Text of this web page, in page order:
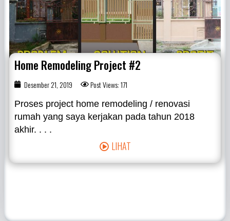
Home Remodeling Project #2
Desember 21, 2019 Post Views: 171
Proses project home remodeling / renovasi
rumah yang saya kerjakan pada tahun 2018
akhir. . . .
LIHAT